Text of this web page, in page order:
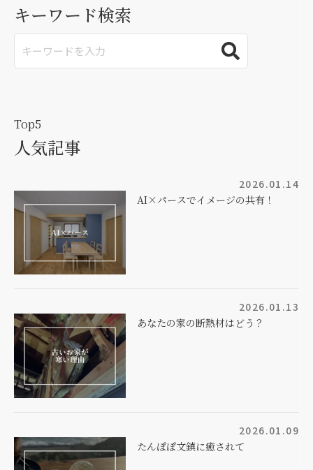
キーワード検索
Top5
人気記事
2026.01.14
AI×パースでイメージの共有！
2026.01.13
あなたの家の断熱材はどう？
2026.01.09
たんぽぽ文鎮に癒されて